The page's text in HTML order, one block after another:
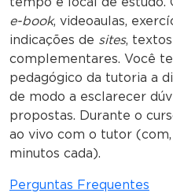
e-book, videoaulas,
indicações de sites,
complementares. Você
pedagógico da tutoria a
de modo a esclarecer
propostas. Durante o
ao vivo com o tutor
minutos cada).
Perguntas Frequentes